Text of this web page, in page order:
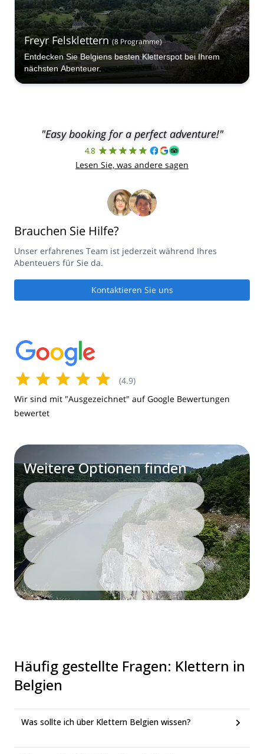
Freyr Felsklettern (8 Programme)
Entdecken Sie Belgiens besten Kletterspot bei Ihrem
nächsten Abenteuer.
"Easy booking for a perfect adventure!"
4.8
Lesen Sie, was andere sagen
Brauchen Sie Hilfe?
Unser erfahrenes Team ist jederzeit während Ihres
Abenteuers für Sie da.
Kontaktieren Sie uns
(4.9)
Wir sind mit "Ausgezeichnet" auf Google Bewertungen
bewertet
Weitere Optionen finden
Häufig gestellte Fragen: Klettern in
Belgien
Was sollte ich über Klettern Belgien wissen?